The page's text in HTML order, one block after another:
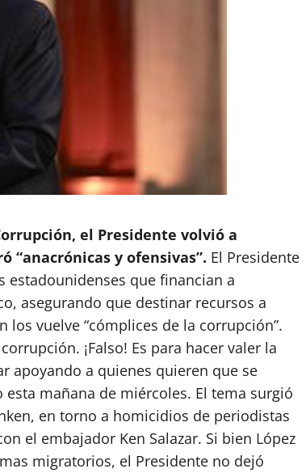
el Presidente volvió a
“anacrónicas y ofensivas”. El Presidente
estadounidenses que financian a
asegurando que destinar recursos a
vuelve “cómplices de la corrupción”.
¡Falso! Es para hacer valer la
apoyando a quienes quieren que se
mañana de miércoles. El tema surgió
en torno a homicidios de periodistas
el embajador Ken Salazar. Si bien López
migratorios, el Presidente no dejó